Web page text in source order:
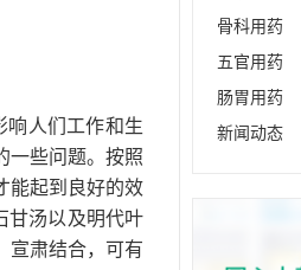
人们工作和生
一些问题。按照
能起到良好的效
甘汤以及明代叶
宣肃结合，可有
骨科用药
五官用药
肠胃用药
新闻动态